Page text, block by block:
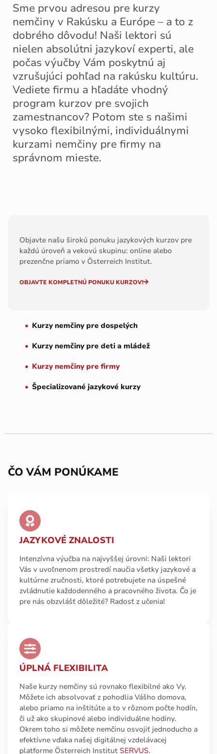
Sme prvou adresou pre kurzy
nemčiny v Rakúsku a Európe – a to z
dobrého dôvodu! Naši lektori sú
nielen absolútni jazykoví experti, ale
počas výučby Vám poskytnú aj
vzrušujúci pohľad na rakúsku kultúru.
Vediete firmu a hľadáte vhodný
program kurzov pre svojich
zamestnancov? Potom ste s našimi
vysoko flexibilnými, individuálnymi
kurzami nemčiny pre firmy na
správnom mieste.
Objavte našu širokú ponuku jazykových kurzov pre
každú úroveň a vekovú skupinu: online alebo
prezenčne priamo v Österreich Institut.
OBJAVTE KOMPLETNÚ PONUKU KURZOV!
Kurzy nemčiny pre dospelých
Kurzy nemčiny pre deti a mládež
Kurzy nemčiny pre firmy
Špecializované jazykové kurzy
ČO VÁM PONÚKAME
JAZYKOVÉ ZNALOSTI
Intenzívna výučba na najvyššej úrovni: Naši lektori
Vás v uvoľnenom prostredí naučia všetky jazykové a
kultúrne zručnosti, ktoré potrebujete na úspešné
zvládnutie každodenného a pracovného života. Čo je
pre nás obzvlášť dôležité? Radosť z učenia!
ÚPLNÁ FLEXIBILITA
Naše kurzy nemčiny sú rovnako flexibilné ako Vy.
Môžete ich absolvovať z pohodlia Vášho domova,
alebo priamo na inštitúte a to v rôznom počte hodín,
či už ako skupinové alebo individuálne hodiny.
Okrem toho si môžete nemčinu osvojiť jednoducho a
efektívne vďaka našej digitálnej vzdelávacej
platforme Österreich Institut SERVUS.